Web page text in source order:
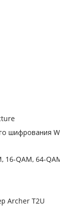
шифрования
16-QAM, 64-
Archer T2U